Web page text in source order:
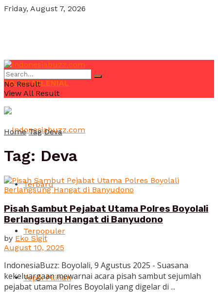
Friday, August 7, 2026
POJOK MILENIAL
Terbaru
Terpopuler
Topik Pilihan
No Result
View All Result
Home Tag Deva
Tag: Deva
Pisah Sambut Pejabat Utama Polres Boyolali
Berlangsung Hangat di Banyudono
by Eko Sigit
August 10, 2025
IndonesiaBuzz: Boyolali, 9 Agustus 2025 - Suasana
kekeluargaan mewarnai acara pisah sambut sejumlah
pejabat utama Polres Boyolali yang digelar di ...